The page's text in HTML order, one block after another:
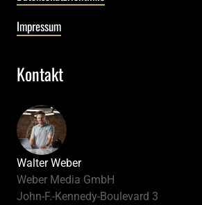
Impressum
Kontakt
Walter Weber
Weber Media GmbH
John-F.-Kennedy-Boulevard 3